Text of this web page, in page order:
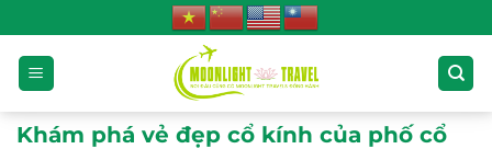
qua
nội
dung
Khám phá vẻ đẹp cổ kính của phố cổ